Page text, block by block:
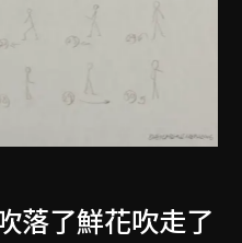
落了鮮花吹走了